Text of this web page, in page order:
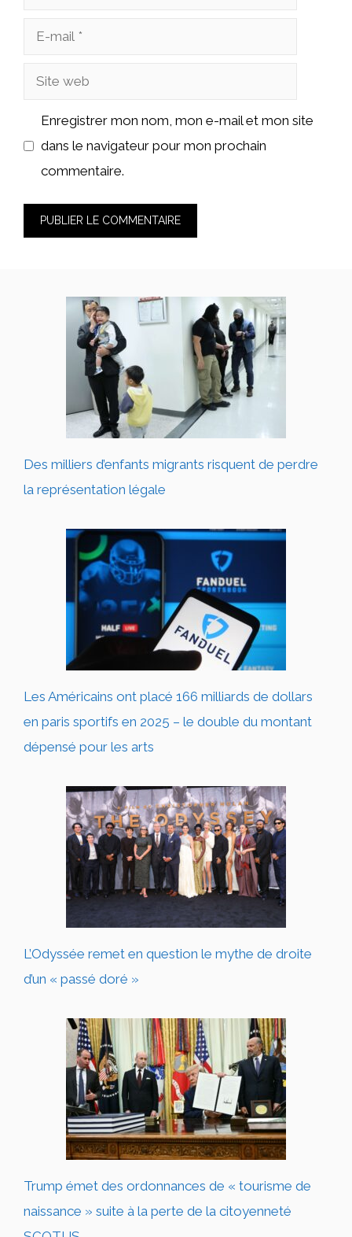
Site
Enregistrer mon nom, mon e-mail et mon site
dans le navigateur pour mon prochain
commentaire.
Des milliers d’enfants migrants risquent de perdre
la représentation légale
Les Américains ont placé 166 milliards de dollars
en paris sportifs en 2025 – le double du montant
dépensé pour les arts
L’Odyssée remet en question le mythe de droite
d’un « passé doré »
Trump émet des ordonnances de « tourisme de
naissance » suite à la perte de la citoyenneté